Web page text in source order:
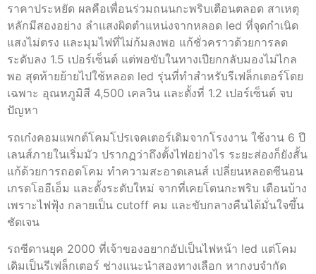
ราคาประหยัด ผลคือเพื่อนร่วมถนนกะพริบเตือนตลอด สาเหตุ
หลักมีสองอย่าง ลำแสงผิดตำแหน่งจากหลอด led ที่จุดกำเนิด
แสงไม่ตรง และมุมไฟที่ไม่ก้มลงพอ แก้ชั่วคราวด้วยการลด
ระดับลง 1.5 เปอร์เซ็นต์ แต่พอขับในทางเปียกกลับมองไม่ไกล
พอ สุดท้ายย้ายไปใช้หลอด led รุ่นที่ทำสำหรับรีเฟล็กเตอร์โดย
เฉพาะ อุณหภูมิสี 4,500 เคลวิน และตั้งที่ 1.2 เปอร์เซ็นต์ จบ
ปัญหา
รถเก๋งคอมแพกต์โคมโปรเจคเตอร์เดิมจากโรงงาน ใช้งาน 6 ปี
เลนส์ภายในเริ่มมัว ปรากฏว่าถึงตั้งไฟอย่างไร ระยะส่องก็ยังสั้น
แก้ด้วยการถอดโคม ทำความสะอาดเลนส์ เปลี่ยนหลอดซีนอน
เกรดโออีเอ็ม และตั้งระดับใหม่ จากที่เคยโดนกะพริบ เตือนบ้าง
เพราะไฟฟุ้ง กลายเป็น cutoff คม และขับกลางคืนได้มั่นใจขึ้น
ชัดเจน
รถซีดานยุค 2000 ที่เจ้าของอยากอัปเป็นไฟหน้า led แต่โคม
เดิมเป็นรีเฟล็กเตอร์ ช่างแนะนำสองทางเลือก หากงบจำกัด